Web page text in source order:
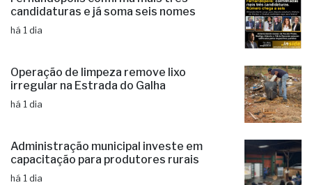
candidaturas e já soma seis nomes
há 1 dia
Operação de limpeza remove lixo
irregular na Estrada do Galha
há 1 dia
Administração municipal investe em
capacitação para produtores rurais
há 1 dia